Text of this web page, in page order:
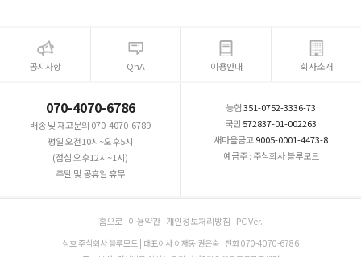
공지사항 QnA 이용안내 회사소개
070-4070-6786
배송 및 재고문의 070-4070-6789
평일 오전10시~오후5시
(점심 오후12시~1시)
주말 및 공휴일 휴무
농협351-0752-3336-73
국민 572837-01-002263
새마을금고9005-0001-4473-8
예금주 : 주식회사 블루모드
홈으로 이용약관 개인정보처리방침 PC Ver.
상호 주식회사 블루모드 | 대표이사 이재동 권은숙 | 전화 070-4070-6786